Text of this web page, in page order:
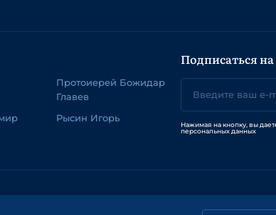
Протоиерей Божидар
Главев
Рысин Игорь
Подписаться
Нажимая на кнопку, вы
персональных данных